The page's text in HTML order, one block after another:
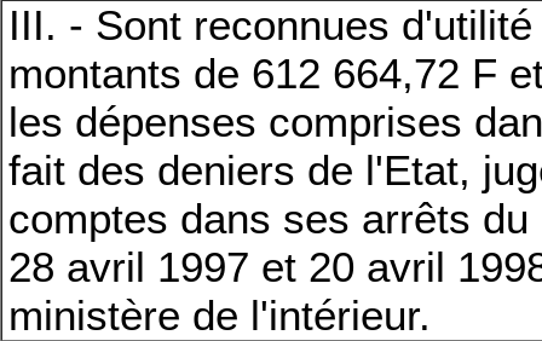
III. - Sont reconnues
montants de 612 664,72 F
les dépenses comprises
fait des deniers de l'Etat,
comptes dans ses arrêts du
28 avril 1997 et 20 avril
ministère de l'intérieur.